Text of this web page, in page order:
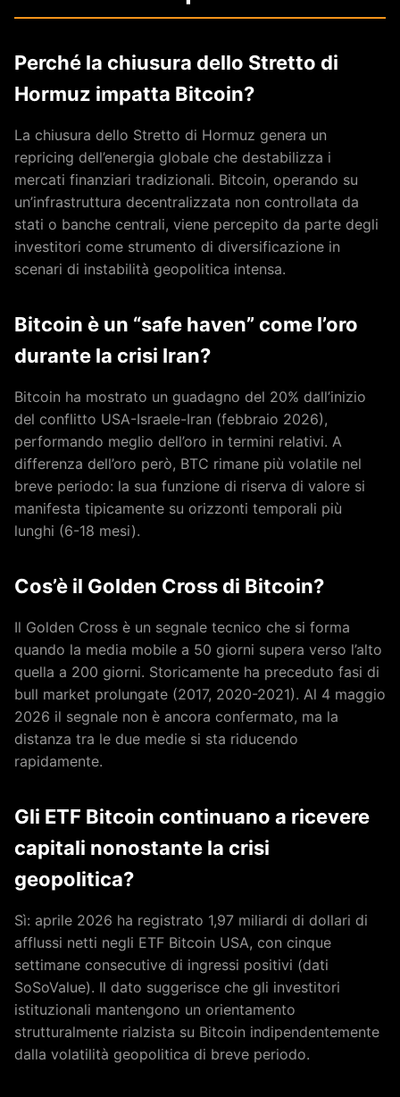
Perché la chiusura dello Stretto di
Hormuz impatta Bitcoin?
La chiusura dello Stretto di Hormuz genera un
repricing dell’energia globale che destabilizza i
mercati finanziari tradizionali. Bitcoin, operando su
un’infrastruttura decentralizzata non controllata da
stati o banche centrali, viene percepito da parte degli
investitori come strumento di diversificazione in
scenari di instabilità geopolitica intensa.
Bitcoin è un “safe haven” come l’oro
durante la crisi Iran?
Bitcoin ha mostrato un guadagno del 20% dall’inizio
del conflitto USA-Israele-Iran (febbraio 2026),
performando meglio dell’oro in termini relativi. A
differenza dell’oro però, BTC rimane più volatile nel
breve periodo: la sua funzione di riserva di valore si
manifesta tipicamente su orizzonti temporali più
lunghi (6-18 mesi).
Cos’è il Golden Cross di Bitcoin?
Il Golden Cross è un segnale tecnico che si forma
quando la media mobile a 50 giorni supera verso l’alto
quella a 200 giorni. Storicamente ha preceduto fasi di
bull market prolungate (2017, 2020-2021). Al 4 maggio
2026 il segnale non è ancora confermato, ma la
distanza tra le due medie si sta riducendo
rapidamente.
Gli ETF Bitcoin continuano a ricevere
capitali nonostante la crisi
geopolitica?
Sì: aprile 2026 ha registrato 1,97 miliardi di dollari di
afflussi netti negli ETF Bitcoin USA, con cinque
settimane consecutive di ingressi positivi (dati
SoSoValue). Il dato suggerisce che gli investitori
istituzionali mantengono un orientamento
strutturalmente rialzista su Bitcoin indipendentemente
dalla volatilità geopolitica di breve periodo.